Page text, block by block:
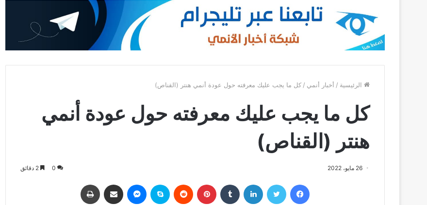
الرئيسية / أخبار أنمي / كل ما يجب عليك معرفته حول عودة أنمي هنتر (القناص)
كل ما يجب عليك معرفته حول عودة أنمي
هنتر (القناص)
26 مايو، 2022 0